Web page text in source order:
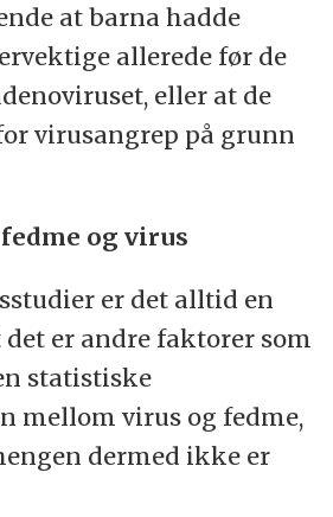
at barna hadde
allerede før de
eller at de
virusangrep på grunn
og virus
er det alltid en
er andre faktorer som
statistiske
mellom virus og fedme,
dermed ikke er